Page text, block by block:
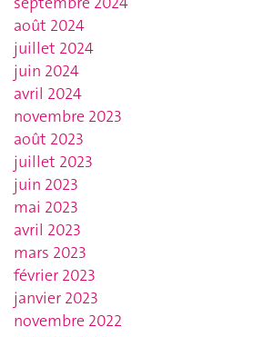
août 2024
juillet 2024
juin 2024
avril 2024
novembre 2023
août 2023
juillet 2023
juin 2023
mai 2023
avril 2023
mars 2023
février 2023
janvier 2023
novembre 2022